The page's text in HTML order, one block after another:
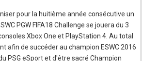
pour la huitième année consécutive un
PGW FIFA18 Challenge se jouera du 3
Xbox One et PlayStation 4. Au total
afin de succéder au champion ESWC 2016
PSG eSport et d'être sacré Champion